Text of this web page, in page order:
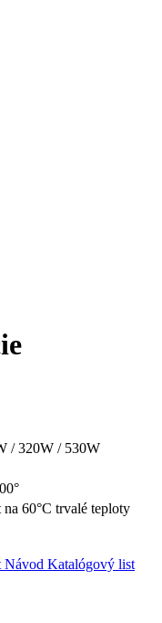
/ 320W / 530W
na 60°C trvalé teploty
Návod Katalógový list